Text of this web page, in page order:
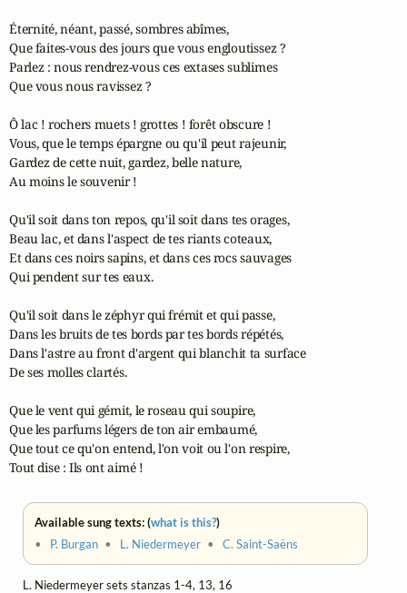
Éternité, néant, passé, sombres abîmes,
Que faites-vous des jours que vous engloutissez ?
Parlez : nous rendrez-vous ces extases sublimes
Que vous nous ravissez ?
Ô lac ! rochers muets ! grottes ! forêt obscure !
Vous, que le temps épargne ou qu'il peut rajeunir,
Gardez de cette nuit, gardez, belle nature,
Au moins le souvenir !
Qu'il soit dans ton repos, qu'il soit dans tes orages,
Beau lac, et dans l'aspect de tes riants coteaux,
Et dans ces noirs sapins, et dans ces rocs sauvages
Qui pendent sur tes eaux.
Qu'il soit dans le zéphyr qui frémit et qui passe,
Dans les bruits de tes bords par tes bords répétés,
Dans l'astre au front d'argent qui blanchit ta surface
De ses molles clartés.
Que le vent qui gémit, le roseau qui soupire,
Que les parfums légers de ton air embaumé,
Que tout ce qu'on entend, l'on voit ou l'on respire,
Tout dise : Ils ont aimé !
Available sung texts: (what is this?)
• P. Burgan • L. Niedermeyer •C. Saint-Saëns
L. Niedermeyer sets stanzas 1-4, 13, 16